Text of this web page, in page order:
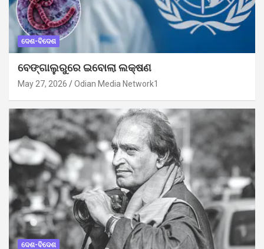
ଦେଶ-ବିଦେଶ
ବେଙ୍ଗାଲୁରୁରେ ଇବୋଲା ଲକ୍ଷଣ
May 27, 2026 Odian Media Network1
ଦେଶ-ବିଦେଶ